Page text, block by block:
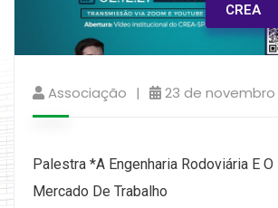
CREA
Associação 23 de novembro
Palestra *A Engenharia Rodoviária E O
Mercado De Trabalho